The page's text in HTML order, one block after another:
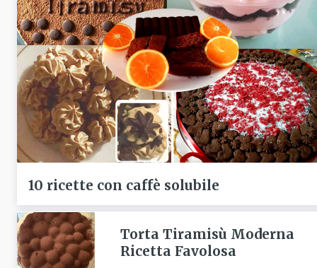
10 ricette con caffè solubile
Torta Tiramisù Moderna
Ricetta Favolosa